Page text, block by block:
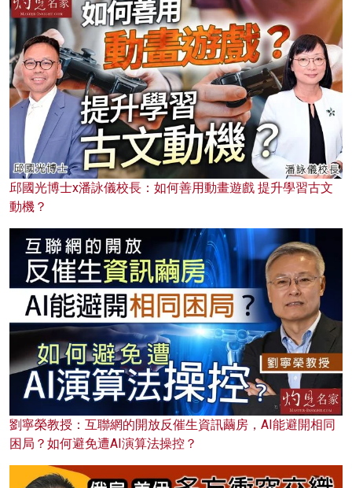
邱國光博士x潘詠儀校長：如何善用動畫遊戲 提升學習古文
動機？
劉寧榮教授：互聯網的開放反催生資訊繭房，AI能避開相同
困局？如何避免遭AI演算法操控？